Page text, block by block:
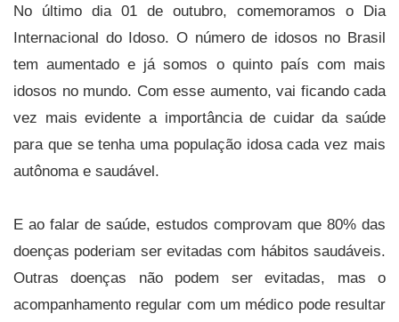
No último dia 01 de outubro, comemoramos o Dia
Internacional do Idoso. O número de idosos no Brasil
tem aumentado e já somos o quinto país com mais
idosos no mundo. Com esse aumento, vai ficando cada
vez mais evidente a importância de cuidar da saúde
para que se tenha uma população idosa cada vez mais
autônoma e saudável.
E ao falar de saúde, estudos comprovam que 80% das
doenças poderiam ser evitadas com hábitos saudáveis.
Outras doenças não podem ser evitadas, mas o
acompanhamento regular com um médico pode resultar